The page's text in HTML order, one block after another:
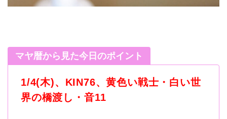
マヤ暦から見た今日のポイント
1/4(木)、KIN76、黄色い戦士・白い世
界の橋渡し・音11